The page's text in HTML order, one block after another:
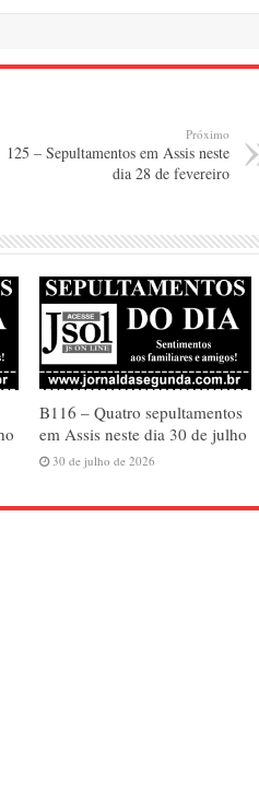
Próximo
125 – Sepultamentos em Assis neste
dia 28 de fevereiro
B116 – Quatro sepultamentos
em Assis neste dia 30 de julho
30 de julho de 2026